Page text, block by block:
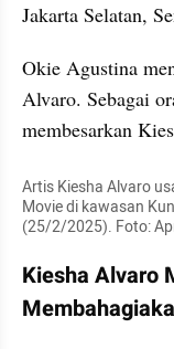
Jakarta Selatan,
Okie Agustina
Alvaro. Sebagai
membesarkan
Artis Kiesha Alvaro
Movie di kawasan
(25/2/2025). Foto:
Kiesha Alvaro